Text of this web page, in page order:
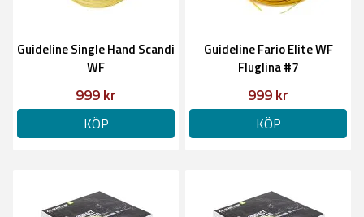
Guideline Single Hand Scandi
WF
999 kr
KÖP
Guideline Fario Elite WF
Fluglina #7
999 kr
KÖP